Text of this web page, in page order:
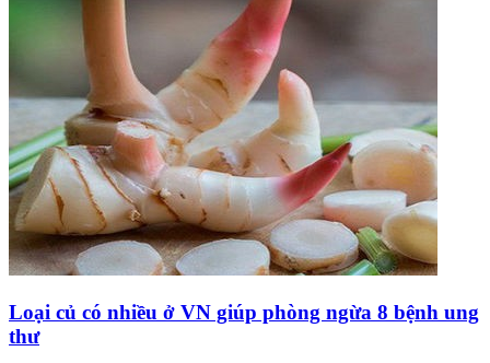
Loại củ có nhiều ở VN giúp phòng ngừa 8 bệnh ung
thư